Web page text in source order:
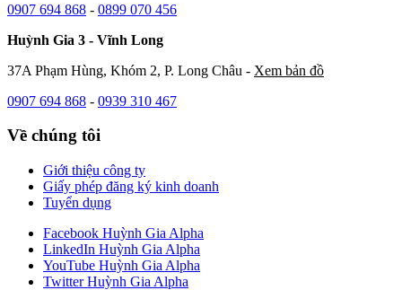
0907 694 868 - 0899 070 456
Huỳnh Gia 3 - Vĩnh Long
37A Phạm Hùng, Khóm 2, P. Long Châu - Xem bản đồ
0907 694 868 - 0939 310 467
Về chúng tôi
Giới thiệu công ty
Giấy phép đăng ký kinh doanh
Tuyển dụng
Facebook Huỳnh Gia Alpha
LinkedIn Huỳnh Gia Alpha
YouTube Huỳnh Gia Alpha
Twitter Huỳnh Gia Alpha